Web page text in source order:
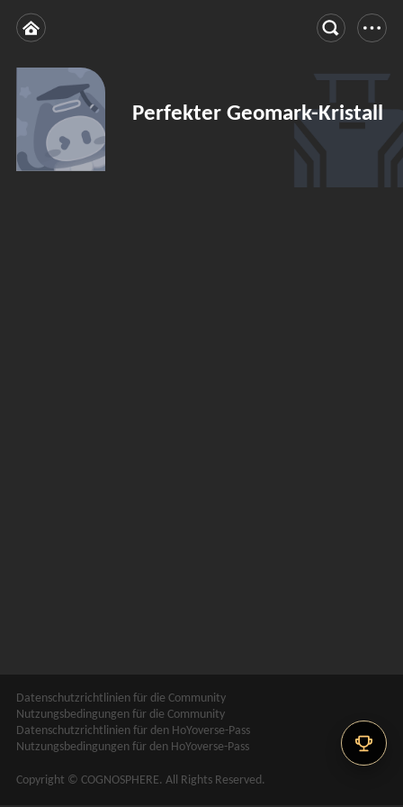
Perfekter Geomark-Kristall
Datenschutzrichtlinien für die Community
Nutzungsbedingungen für die Community
Datenschutzrichtlinien für den HoYoverse-Pass
Nutzungsbedingungen für den HoYoverse-Pass
Copyright © COGNOSPHERE. All Rights Reserved.